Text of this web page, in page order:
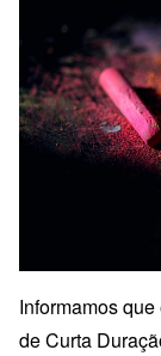
Informamos
de Curta